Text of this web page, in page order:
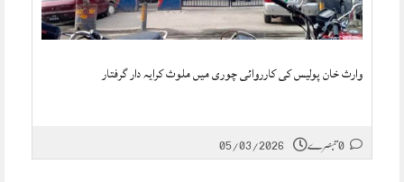
وارث خان پولیس کی کارروائی چوری میں ملوث کرایہ دار گرفتار
05/03/2026